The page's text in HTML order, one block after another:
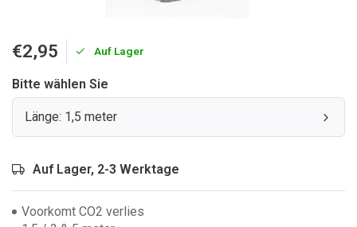
€2,95 Auf Lager
Bitte wählen Sie
Länge: 1,5 meter
Auf Lager, 2-3 Werktage
Voorkomt CO2 verlies